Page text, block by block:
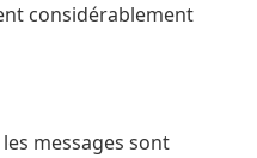
considérablement
messages sont